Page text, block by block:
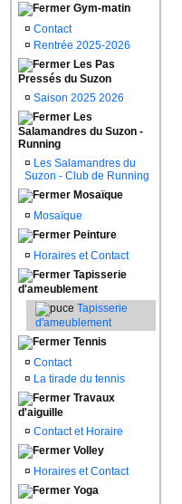
Gym-matin
¤ Contact
¤ Rentrée 2025-2026
Les Pas
Pressés du Suzon
¤ Saison 2025 2026
Les
Salamandres du Suzon -
Running
¤ Les Salamandres du
Suzon - Club de Running
Mosaïque
¤ Mosaïque
Peinture
¤ Horaires et Contact
Tapisserie
d'ameublement
Tapisserie
d'ameublement
Tennis
¤ Contact
¤ La tirade du tennis
Travaux
d'aiguille
¤ Contact et Horaire
Volley
¤ Horaires et Contact
Yoga